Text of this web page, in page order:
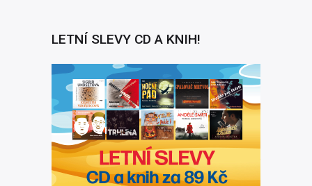
LETNÍ SLEVY CD A KNIH!